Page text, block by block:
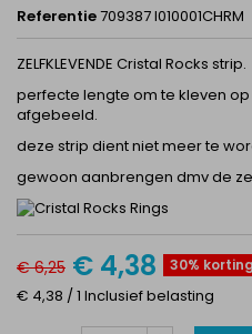
Referentie709387 I010001CHRM
ZELFKLEVENDE Cristal Rocks strip.
perfecte lengte om te kleven
afgebeeld.
deze strip dient niet meer te
gewoon aanbrengen dmv de
€ 6,25 € 4,38 30% korting
€ 4,38 / 1 Inclusief belasting